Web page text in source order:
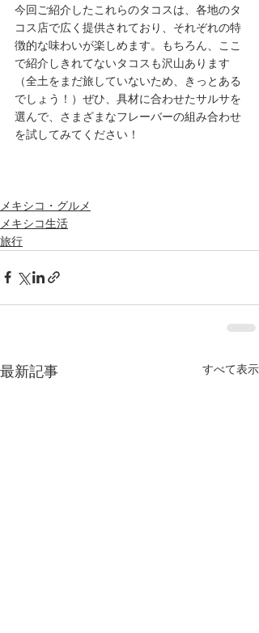
今回ご紹介したこれらのタコスは、各地のタ
コス店で広く提供されており、それぞれの特
徴的な味わいが楽しめます。もちろん、ここ
で紹介しきれてないタコスも沢山あります
（全土をまだ旅していないため、きっとある
でしょう！）ぜひ、具材に合わせたサルサを
選んで、さまざまなフレーバーの組み合わせ
を試してみてください！
メキシコ・グルメ
メキシコ生活
旅行
最新記事 すべて表示